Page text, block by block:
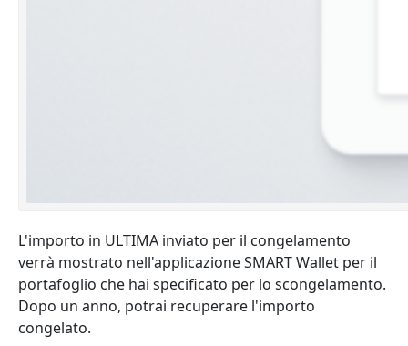
L'importo in ULTIMA inviato per il congelamento
verrà mostrato nell'applicazione SMART Wallet per il
portafoglio che hai specificato per lo scongelamento.
Dopo un anno, potrai recuperare l'importo
congelato.